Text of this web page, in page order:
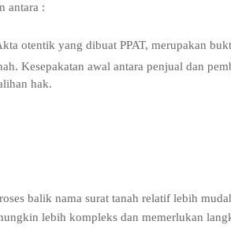
antara :
otentik yang dibuat PPAT, merupakan
Kesepakatan awal antara penjual dan
hak.
balik nama surat tanah relatif lebih
lebih kompleks dan memerlukan